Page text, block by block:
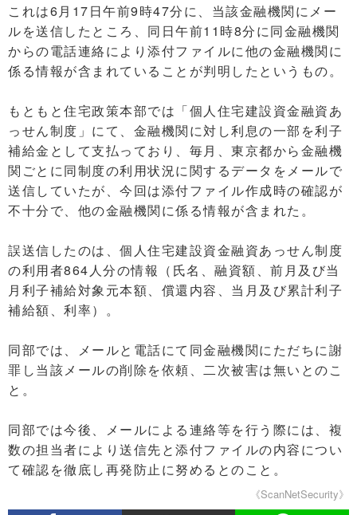
これは6月17日午前9時47分に、当該金融機関にメー
ルを送信したところ、同日午前11時8分に同金融機関
からの電話連絡により添付ファイルに他の金融機関に
係る情報が含まれていることが判明したというもの。
もともと住宅政策本部では「個人住宅建設資金融資あ
っせん制度」にて、金融機関に対し利息の一部を利子
補給金として支払っており、毎月、東京都から金融機
関ごとに同制度の利用状況に関するデータをメールで
送信していたが、今回は添付ファイル作成時の確認が
不十分で、他の金融機関に係る情報が含まれた。
誤送信したのは、個人住宅建設資金融資あっせん制度
の利用者864人分の情報（氏名、融資額、前月及び当
月利子補給対象元本額、償還内容、当月及び累計利子
補給額、利率）。
同部では、メールと電話にて同金融機関にただちに謝
罪し当該メールの削除を依頼、二次被害は無いとのこ
と。
同部では今後、メールによる連絡等を行う際には、複
数の担当者により送信先と添付ファイルの内容につい
て確認を徹底し再発防止に努めるとのこと。
《ScanNetSecurity》